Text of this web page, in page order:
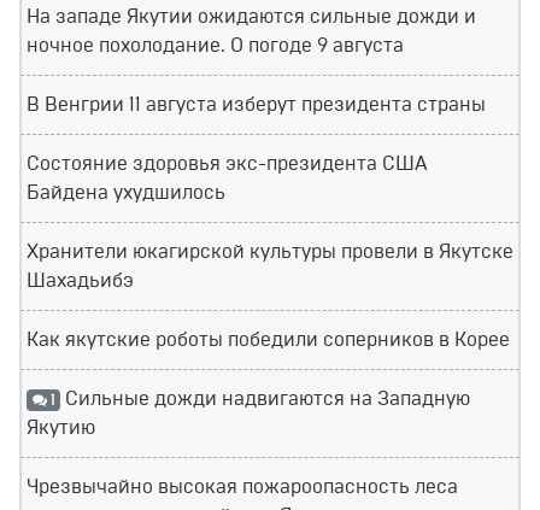
На западе Якутии ожидаются сильные дожди и
ночное похолодание. О погоде 9 августа
В Венгрии 11 августа изберут президента страны
Состояние здоровья экс-президента США
Байдена ухудшилось
Хранители юкагирской культуры провели в Якутске
Шахадьибэ
Как якутские роботы победили соперников в Корее
1 Сильные дожди надвигаются на Западную
Якутию
Чрезвычайно высокая пожароопасность леса